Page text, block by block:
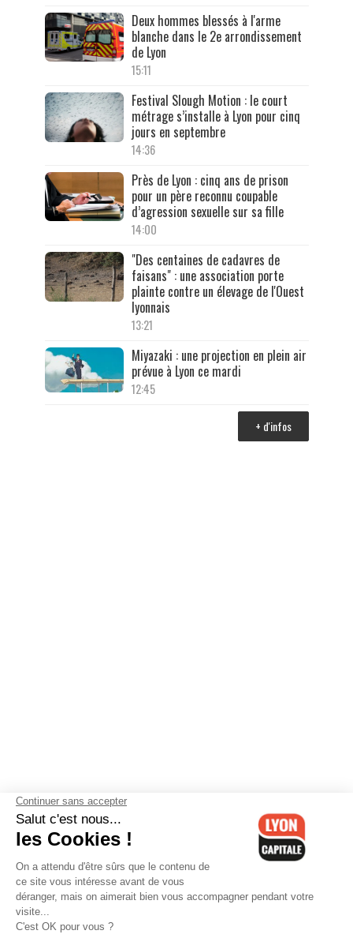
Deux hommes blessés à l'arme
blanche dans le 2e arrondissement
de Lyon
15:11
Festival Slough Motion : le court
métrage s’installe à Lyon pour cinq
jours en septembre
14:36
Près de Lyon : cinq ans de prison
pour un père reconnu coupable
d’agression sexuelle sur sa fille
14:00
"Des centaines de cadavres de
faisans" : une association porte
plainte contre un élevage de l'Ouest
lyonnais
13:21
Miyazaki : une projection en plein air
prévue à Lyon ce mardi
12:45
+ d'infos